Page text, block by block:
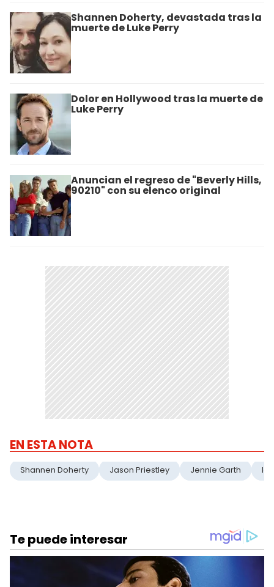
Shannen Doherty, devastada tras la
muerte de Luke Perry
Dolor en Hollywood tras la muerte de
Luke Perry
Anuncian el regreso de "Beverly Hills,
90210" con su elenco original
EN ESTA NOTA
Shannen Doherty Jason Priestley Jennie Garth